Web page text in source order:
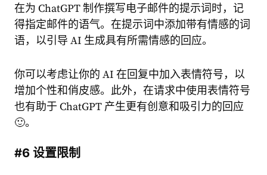
在为 ChatGPT 制作撰写电子邮件的提示词时，记
得指定邮件的语气。在提示词中添加带有情感的词
语，以引导 AI 生成具有所需情感的回应。
你可以考虑让你的 AI 在回复中加入表情符号，以
增加个性和俏皮感。此外，在请求中使用表情符号
也有助于 ChatGPT 产生更有创意和吸引力的回应
🙂。
#6 设置限制